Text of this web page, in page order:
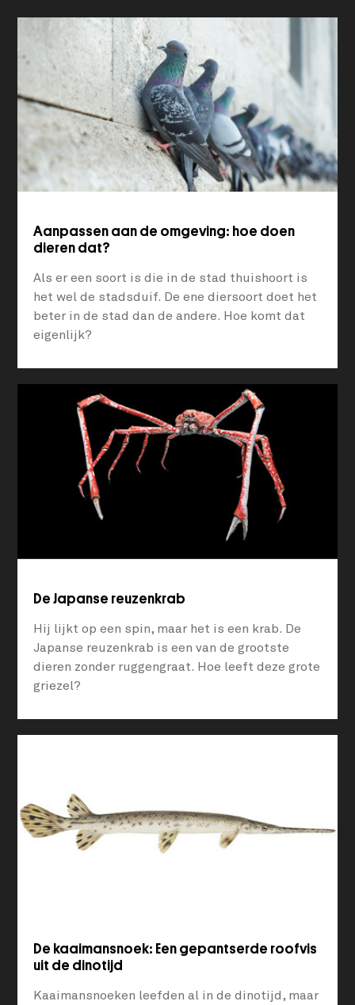
Aanpassen aan de omgeving: hoe doen
dieren dat?
Als er een soort is die in de stad thuishoort is
het wel de stadsduif. De ene diersoort doet het
beter in de stad dan de andere. Hoe komt dat
eigenlijk?
De Japanse reuzenkrab
Hij lijkt op een spin, maar het is een krab. De
Japanse reuzenkrab is een van de grootste
dieren zonder ruggengraat. Hoe leeft deze grote
griezel?
De kaaimansnoek: Een gepantserde roofvis
uit de dinotijd
Kaaimansnoeken leefden al in de dinotijd, maar